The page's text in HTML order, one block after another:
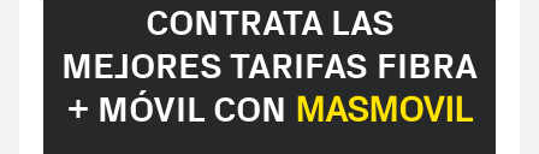
CONTRATA LAS
MEJORES TARIFAS FIBRA
+ MÓVIL CON MASMOVIL